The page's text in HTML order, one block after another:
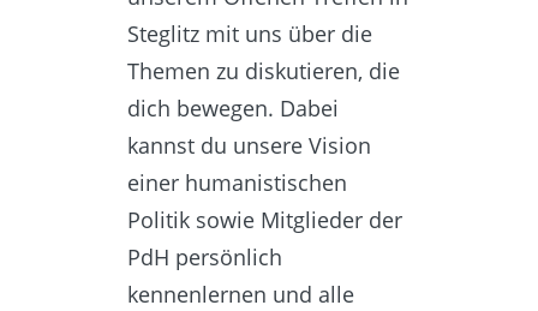
Steglitz mit uns über die
Themen zu diskutieren, die
dich bewegen. Dabei
kannst du unsere Vision
einer humanistischen
Politik sowie Mitglieder der
PdH persönlich
kennenlernen und alle